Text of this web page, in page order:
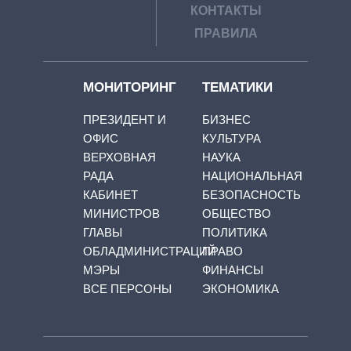
КОНТАКТЫ
ПРАВИЛА
МОНИТОРИНГ
ПРЕЗИДЕНТ И
ОФИС
ВЕРХОВНАЯ
РАДА
КАБИНЕТ
МИНИСТРОВ
ГЛАВЫ
ОБЛАДМИНИСТРАЦИЙ
МЭРЫ
ВСЕ ПЕРСОНЫ
ТЕМАТИКИ
БИЗНЕС
КУЛЬТУРА
НАУКА
НАЦИОНАЛЬНАЯ
БЕЗОПАСНОСТЬ
ОБЩЕСТВО
ПОЛИТИКА
ПРАВО
ФИНАНСЫ
ЭКОНОМИКА